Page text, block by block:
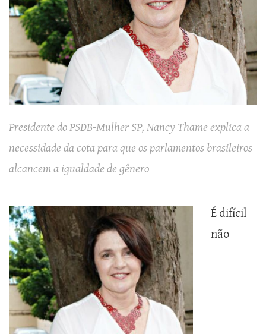
Presidente do PSDB-Mulher SP, Nancy Thame explica a
necessidade da cota para que os parlamentos brasileiros
alcancem a igualdade de gênero
É difícil
não